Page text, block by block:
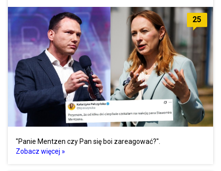
25
"Panie Mentzen czy Pan się boi zareagować?".
Zobacz więcej »